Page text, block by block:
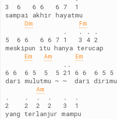
3  6   6 6   6 7  1
sampai akhir hayatmu
Dm
Fm
               .   . . .
5  6 6   6 6 7 1   3 4 2
meskipun itu hanya terucap
Em
Am
Em
               ..
6 6  6 5  5  5 21 6 6  6 5 5
dari mulutmu ~ ~  dari dirimu
Am
.    .  .  .   .  .
2    2  2  2   3  1
yang terlanjur mampu